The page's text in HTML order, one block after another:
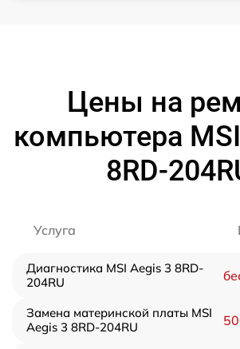
Цены на
компьютера
8RD-
Услуга
Диагностика MSI Aegis 3 8RD-
204RU
Замена материнской платы MSI
Aegis 3 8RD-204RU